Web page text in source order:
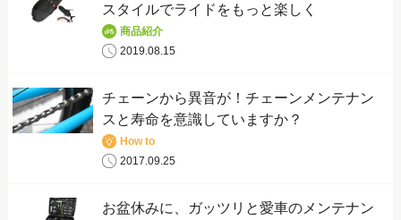
スタイルでライドをもっと楽しく
商品紹介
2019.08.15
チェーンから異音が！チェーンメンテナン
スと寿命を意識していますか？
How to
2017.09.25
お盆休みに、ガッツリと愛車のメンテナン